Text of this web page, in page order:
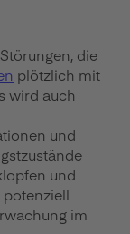
die
plötzlich mit
wird auch
und
und
im